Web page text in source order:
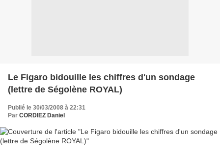
Le Figaro bidouille les chiffres d'un sondage
(lettre de Ségolène ROYAL)
Publié le 30/03/2008 à 22:31
Par CORDIEZ Daniel